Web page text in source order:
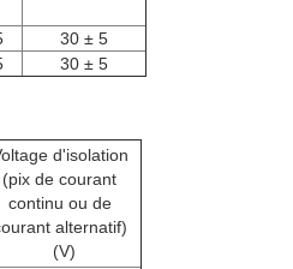
30 ± 5
30 ± 5
d'isolation
(pix de courant
continu ou de
alternatif)
(V)